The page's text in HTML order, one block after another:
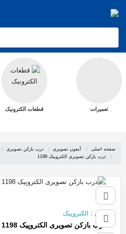
تعمیرات قطعات الکترونیک
صفحه اصلی آیفون تصویری درب بازکن تصویری
درب بازکن تصویری الکتروپیک 1198
برند : الکتروپیک
درب بازکن تصویری الکتروپیک 1198